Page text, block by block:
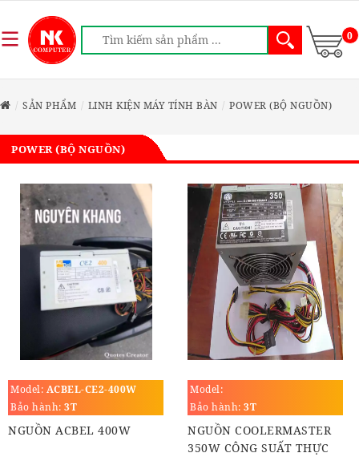
0
SẢN PHẨM LINH KIỆN MÁY TÍNH BÀN POWER (BỘ NGUỒN)
POWER (BỘ NGUỒN)
Model: ACBEL-CE2-400W
Bảo hành: 3T
NGUỒN ACBEL 400W
Model:
Bảo hành: 3T
NGUỒN COOLERMASTER
350W CÔNG SUẤT THỰC